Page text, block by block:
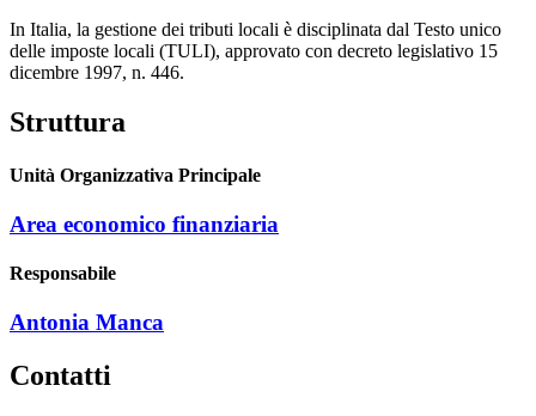
In Italia, la gestione dei tributi locali è disciplinata dal Testo unico
delle imposte locali (TULI), approvato con decreto legislativo 15
dicembre 1997, n. 446.
Struttura
Unità Organizzativa Principale
Area economico finanziaria
Responsabile
Antonia Manca
Contatti